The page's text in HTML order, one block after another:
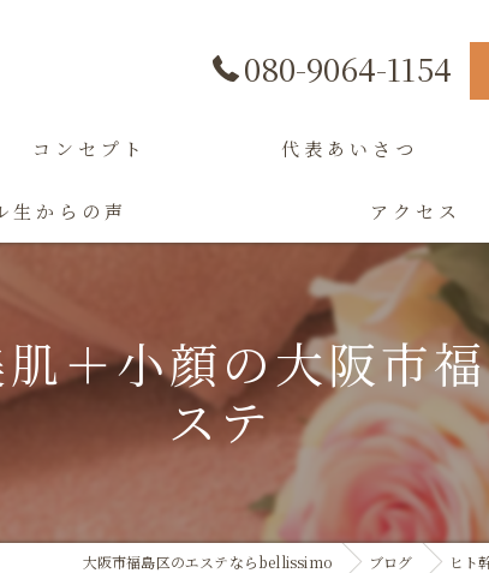
080-9064-1154
コンセプト 代表あいさつ
生からの声 アクセス
＋小顔の大阪市
ステ
大阪市福島区のエステならbellissimo ブログ ヒト